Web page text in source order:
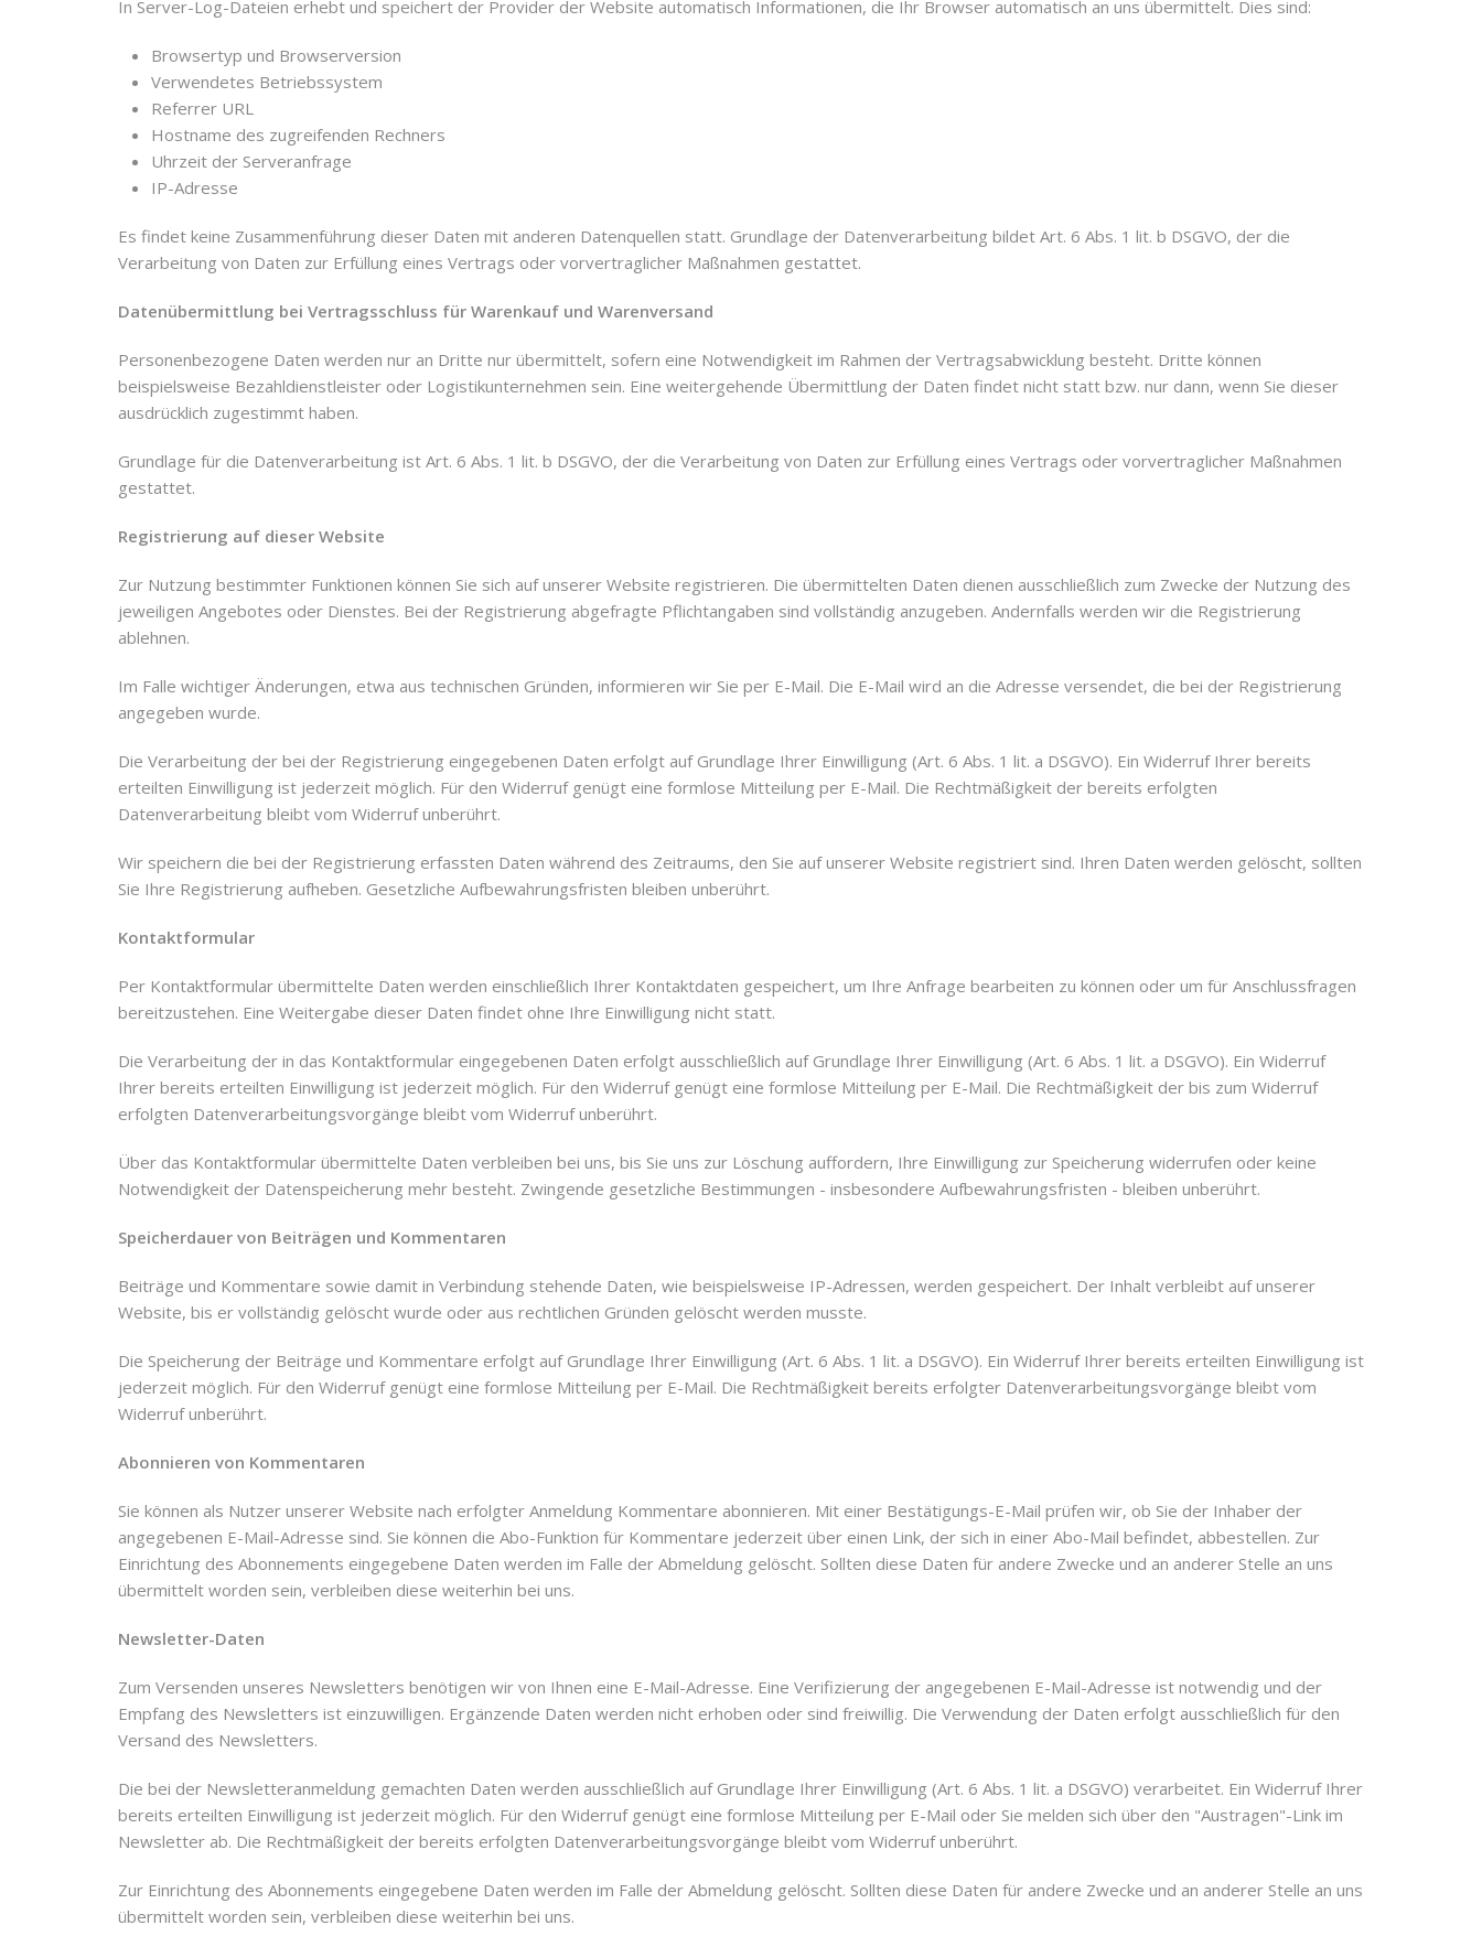
In Server-Log-Dateien erhebt und speichert der Provider der Website automatisch Informationen, die Ihr Browser automatisch an uns übermittelt. Dies sind:
Browsertyp und Browserversion
Verwendetes Betriebssystem
Referrer URL
Hostname des zugreifenden Rechners
Uhrzeit der Serveranfrage
IP-Adresse
Es findet keine Zusammenführung dieser Daten mit anderen Datenquellen statt. Grundlage der Datenverarbeitung bildet Art. 6 Abs. 1 lit. b DSGVO, der die
Verarbeitung von Daten zur Erfüllung eines Vertrags oder vorvertraglicher Maßnahmen gestattet.
Datenübermittlung bei Vertragsschluss für Warenkauf und Warenversand
Personenbezogene Daten werden nur an Dritte nur übermittelt, sofern eine Notwendigkeit im Rahmen der Vertragsabwicklung besteht. Dritte können
beispielsweise Bezahldienstleister oder Logistikunternehmen sein. Eine weitergehende Übermittlung der Daten findet nicht statt bzw. nur dann, wenn Sie dieser
ausdrücklich zugestimmt haben.
Grundlage für die Datenverarbeitung ist Art. 6 Abs. 1 lit. b DSGVO, der die Verarbeitung von Daten zur Erfüllung eines Vertrags oder vorvertraglicher Maßnahmen
gestattet.
Registrierung auf dieser Website
Zur Nutzung bestimmter Funktionen können Sie sich auf unserer Website registrieren. Die übermittelten Daten dienen ausschließlich zum Zwecke der Nutzung des
jeweiligen Angebotes oder Dienstes. Bei der Registrierung abgefragte Pflichtangaben sind vollständig anzugeben. Andernfalls werden wir die Registrierung
ablehnen.
Im Falle wichtiger Änderungen, etwa aus technischen Gründen, informieren wir Sie per E-Mail. Die E-Mail wird an die Adresse versendet, die bei der Registrierung
angegeben wurde.
Die Verarbeitung der bei der Registrierung eingegebenen Daten erfolgt auf Grundlage Ihrer Einwilligung (Art. 6 Abs. 1 lit. a DSGVO). Ein Widerruf Ihrer bereits
erteilten Einwilligung ist jederzeit möglich. Für den Widerruf genügt eine formlose Mitteilung per E-Mail. Die Rechtmäßigkeit der bereits erfolgten
Datenverarbeitung bleibt vom Widerruf unberührt.
Wir speichern die bei der Registrierung erfassten Daten während des Zeitraums, den Sie auf unserer Website registriert sind. Ihren Daten werden gelöscht, sollten
Sie Ihre Registrierung aufheben. Gesetzliche Aufbewahrungsfristen bleiben unberührt.
Kontaktformular
Per Kontaktformular übermittelte Daten werden einschließlich Ihrer Kontaktdaten gespeichert, um Ihre Anfrage bearbeiten zu können oder um für Anschlussfragen
bereitzustehen. Eine Weitergabe dieser Daten findet ohne Ihre Einwilligung nicht statt.
Die Verarbeitung der in das Kontaktformular eingegebenen Daten erfolgt ausschließlich auf Grundlage Ihrer Einwilligung (Art. 6 Abs. 1 lit. a DSGVO). Ein Widerruf
Ihrer bereits erteilten Einwilligung ist jederzeit möglich. Für den Widerruf genügt eine formlose Mitteilung per E-Mail. Die Rechtmäßigkeit der bis zum Widerruf
erfolgten Datenverarbeitungsvorgänge bleibt vom Widerruf unberührt.
Über das Kontaktformular übermittelte Daten verbleiben bei uns, bis Sie uns zur Löschung auffordern, Ihre Einwilligung zur Speicherung widerrufen oder keine
Notwendigkeit der Datenspeicherung mehr besteht. Zwingende gesetzliche Bestimmungen - insbesondere Aufbewahrungsfristen - bleiben unberührt.
Speicherdauer von Beiträgen und Kommentaren
Beiträge und Kommentare sowie damit in Verbindung stehende Daten, wie beispielsweise IP-Adressen, werden gespeichert. Der Inhalt verbleibt auf unserer
Website, bis er vollständig gelöscht wurde oder aus rechtlichen Gründen gelöscht werden musste.
Die Speicherung der Beiträge und Kommentare erfolgt auf Grundlage Ihrer Einwilligung (Art. 6 Abs. 1 lit. a DSGVO). Ein Widerruf Ihrer bereits erteilten Einwilligung ist
jederzeit möglich. Für den Widerruf genügt eine formlose Mitteilung per E-Mail. Die Rechtmäßigkeit bereits erfolgter Datenverarbeitungsvorgänge bleibt vom
Widerruf unberührt.
Abonnieren von Kommentaren
Sie können als Nutzer unserer Website nach erfolgter Anmeldung Kommentare abonnieren. Mit einer Bestätigungs-E-Mail prüfen wir, ob Sie der Inhaber der
angegebenen E-Mail-Adresse sind. Sie können die Abo-Funktion für Kommentare jederzeit über einen Link, der sich in einer Abo-Mail befindet, abbestellen. Zur
Einrichtung des Abonnements eingegebene Daten werden im Falle der Abmeldung gelöscht. Sollten diese Daten für andere Zwecke und an anderer Stelle an uns
übermittelt worden sein, verbleiben diese weiterhin bei uns.
Newsletter-Daten
Zum Versenden unseres Newsletters benötigen wir von Ihnen eine E-Mail-Adresse. Eine Verifizierung der angegebenen E-Mail-Adresse ist notwendig und der
Empfang des Newsletters ist einzuwilligen. Ergänzende Daten werden nicht erhoben oder sind freiwillig. Die Verwendung der Daten erfolgt ausschließlich für den
Versand des Newsletters.
Die bei der Newsletteranmeldung gemachten Daten werden ausschließlich auf Grundlage Ihrer Einwilligung (Art. 6 Abs. 1 lit. a DSGVO) verarbeitet. Ein Widerruf Ihrer
bereits erteilten Einwilligung ist jederzeit möglich. Für den Widerruf genügt eine formlose Mitteilung per E-Mail oder Sie melden sich über den "Austragen"-Link im
Newsletter ab. Die Rechtmäßigkeit der bereits erfolgten Datenverarbeitungsvorgänge bleibt vom Widerruf unberührt.
Zur Einrichtung des Abonnements eingegebene Daten werden im Falle der Abmeldung gelöscht. Sollten diese Daten für andere Zwecke und an anderer Stelle an uns
übermittelt worden sein, verbleiben diese weiterhin bei uns.